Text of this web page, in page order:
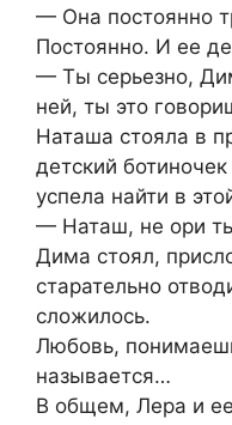
— Она постоянно
Постоянно. И ее
— Ты серьезно,
ней, ты это
Наташа стояла в
детский
успела найти в
— Наташ, не ори
Дима стоял,
старательно
сложилось.
Любовь,
называется…
В общем, Лера и